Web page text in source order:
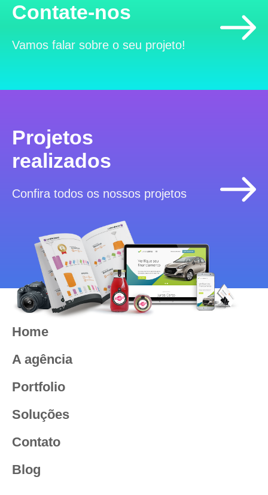
Contate-nos
Vamos falar sobre o seu projeto!
Projetos
realizados
Confira todos os nossos projetos
Home
A agência
Portfolio
Soluções
Contato
Blog